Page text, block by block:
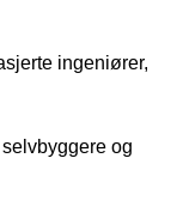
ingeniører,
og